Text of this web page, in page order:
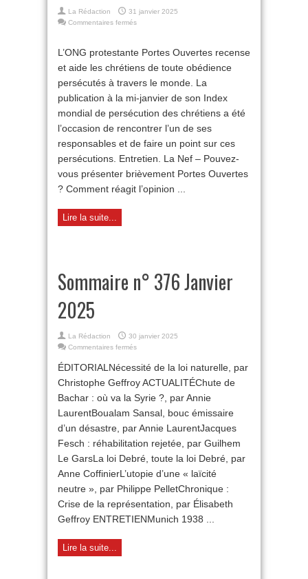
La Rédaction
31 janvier 2025
Commentaires fermés
des
persécutions
dans
le
monde
L’ONG protestante Portes Ouvertes recense
et aide les chrétiens de toute obédience
persécutés à travers le monde. La
publication à la mi-janvier de son Index
mondial de persécution des chrétiens a été
l’occasion de rencontrer l’un de ses
responsables et de faire un point sur ces
persécutions. Entretien. La Nef – Pouvez-
vous présenter brièvement Portes Ouvertes
? Comment réagit l’opinion ...
Lire la suite...
Sommaire n° 376 Janvier
2025
La Rédaction
30 janvier 2025
Commentaires fermés
n°
376
Janvier
2025
ÉDITORIALNécessité de la loi naturelle, par
Christophe Geffroy ACTUALITÉChute de
Bachar : où va la Syrie ?, par Annie
LaurentBoualam Sansal, bouc émissaire
d’un désastre, par Annie LaurentJacques
Fesch : réhabilitation rejetée, par Guilhem
Le GarsLa loi Debré, toute la loi Debré, par
Anne CoffinierL’utopie d’une « laïcité
neutre », par Philippe PelletChronique :
Crise de la représentation, par Élisabeth
Geffroy ENTRETIENMunich 1938 ...
Lire la suite...